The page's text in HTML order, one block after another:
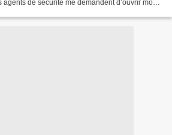
de sécurité me demandent d’ouvrir mon